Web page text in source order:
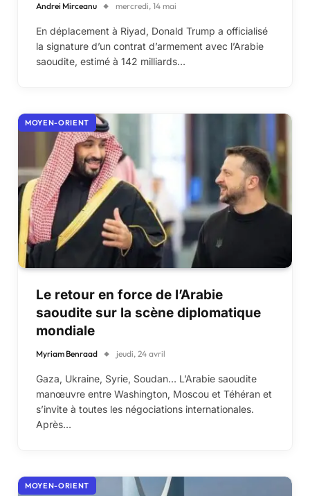
Andrei Mirceanu mercredi, 14 mai
En déplacement à Riyad, Donald Trump a officialisé
la signature d’un contrat d’armement avec l’Arabie
saoudite, estimé à 142 milliards…
MOYEN-ORIENT
Le retour en force de l’Arabie
saoudite sur la scène diplomatique
mondiale
Myriam Benraad jeudi, 24 avril
Gaza, Ukraine, Syrie, Soudan… L’Arabie saoudite
manœuvre entre Washington, Moscou et Téhéran et
s’invite à toutes les négociations internationales.
Après…
MOYEN-ORIENT